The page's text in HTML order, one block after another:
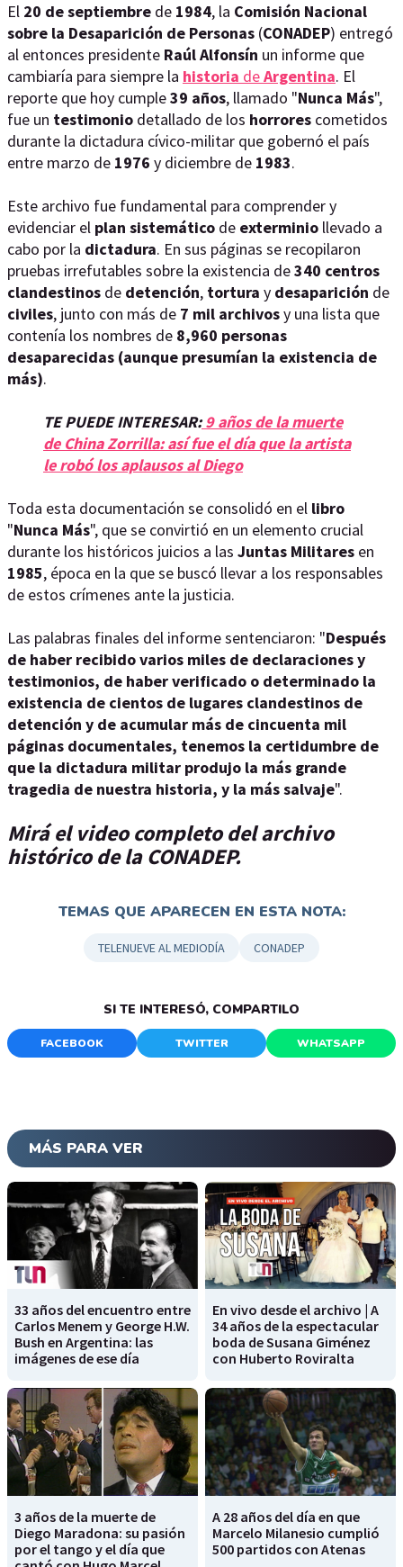
El 20 de septiembre de 1984, la Comisión Nacional
sobre la Desaparición de Personas (CONADEP) entregó
al entonces presidente Raúl Alfonsín un informe que
cambiaría para siempre la historia deArgentina. El
reporte que hoy cumple39 años, llamado "Nunca Más",
fue un testimonio detallado de los horrores cometidos
durante la dictadura cívico-militar que gobernó el país
entre marzo de 1976 y diciembre de 1983.
Este archivo fue fundamental para comprender y
evidenciar el plan sistemático de exterminio llevado a
cabo por la dictadura. En sus páginas se recopilaron
pruebas irrefutables sobre la existencia de340 centros
clandestinos de detención, tortura y desaparición de
civiles, junto con más de 7 mil archivosy una lista que
contenía los nombres de 8,960 personas
desaparecidas (aunque presumían la existencia de
más).
TE PUEDE INTERESAR: 9 años de la muerte
de China Zorrilla: así fue el día que la artista
le robó los aplausos al Diego
Toda esta documentación se consolidó en el libro
"Nunca Más", que se convirtió en un elemento crucial
durante los históricos juicios a las Juntas Militares en
1985, época en la que se buscó llevar a los responsables
de estos crímenes ante la justicia.
Las palabras finales del informe sentenciaron: "Después
de haber recibido varios miles de declaraciones y
testimonios, de haber verificado o determinado la
existencia de cientos de lugares clandestinos de
detención y de acumular más de cincuenta mil
páginas documentales, tenemos la certidumbre de
que la dictadura militar produjo la más grande
tragedia de nuestra historia, y la más salvaje".
Mirá el video completo del archivo
histórico de la CONADEP.
TEMAS QUE APARECEN EN ESTA NOTA:
TELENUEVE AL MEDIODÍA CONADEP
SI TE INTERESÓ, COMPARTILO
FACEBOOK TWITTER WHATSAPP
MÁS PARA VER
33 años del encuentro entre
Carlos Menem y George H.W.
Bush en Argentina: las
imágenes de ese día
En vivo desde el archivo | A
34 años de la espectacular
boda de Susana Giménez
con Huberto Roviralta
3 años de la muerte de
Diego Maradona: su pasión
por el tango y el día que
A 28 años del día en que
Marcelo Milanesio cumplió
500 partidos con Atenas